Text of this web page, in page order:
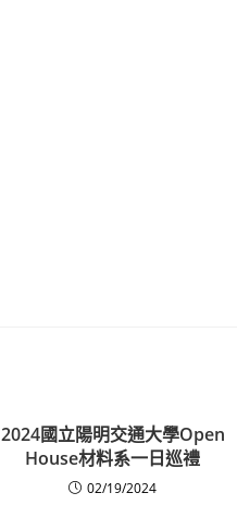
2024國立陽明交通大學Open
House材料系一日巡禮
02/19/2024